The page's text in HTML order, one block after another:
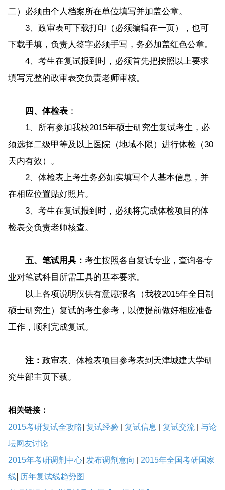
二）必须由个人档案所在单位填写并加盖公章。
3、政审表可下载打印（必须编辑在一页），也可
下载手填，负责人签字必须手写，务必加盖红色公章。
4、考生在复试报到时，必须首先把按照以上要求
填写完整的政审表交负责老师审核。
四、体检表：
1、所有参加我校2015年硕士研究生复试考生，必
须选择二级甲等及以上医院（地域不限）进行体检（30
天内有效）。
2、体检表上考生务必如实填写个人基本信息，并
在相应位置贴好照片。
3、考生在复试报到时，必须将完成体检项目的体
检表交负责老师核查。
五、笔试用具： 考生按照各自复试专业，查询各专
业对笔试科目所需工具的基本要求。
以上各项说明仅供有意愿报名（我校2015年全日制
硕士研究生）复试的考生参考，以便提前做好相应准备
工作，顺利完成复试。
注： 政审表、体检表项目参考表到天津城建大学研
究生部主页下载。
相关链接：
2015考研复试全攻略 复试经验 复试信息 复试交流| 与论
坛网友讨论
2015年考研调剂中心| 发布调剂意向
2015年全国考研国家
线| 历年复试线趋势图